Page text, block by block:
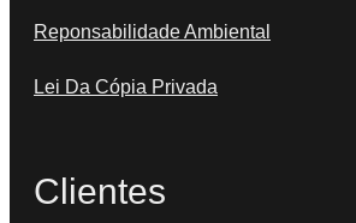
Reponsabilidade Ambiental
Lei Da Cópia Privada
Clientes